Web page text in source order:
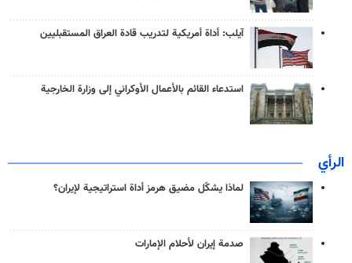
آيلب: أداة أمريكية لتدريب قادة العراق المستقبليين
استدعاء القائم بالأعمال الأوكراني إلى وزارة الخارجية
الرأي
لماذا يشكّل مضيق هرمز أداة استراتيجية لإيران؟
صدمة إيران لأحلام الإمارات